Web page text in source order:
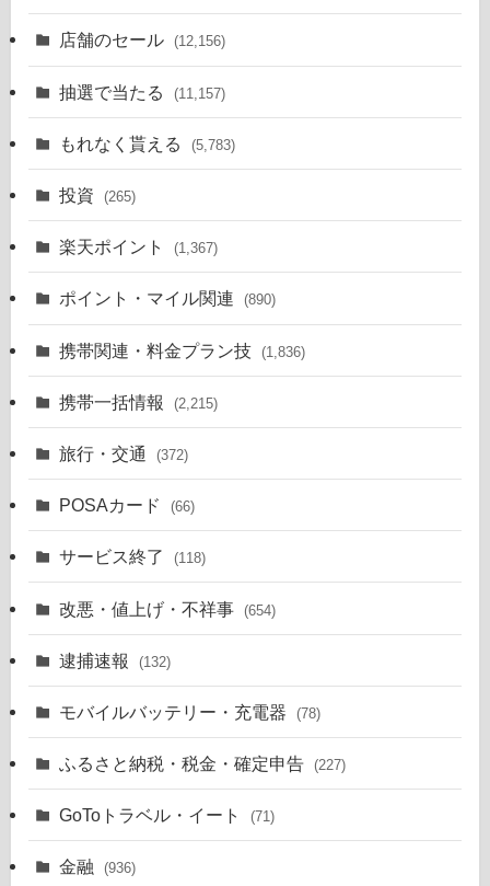
店舗のセール (12,156)
抽選で当たる (11,157)
もれなく貰える (5,783)
投資 (265)
楽天ポイント (1,367)
ポイント・マイル関連 (890)
携帯関連・料金プラン技 (1,836)
携帯一括情報 (2,215)
旅行・交通 (372)
POSAカード (66)
サービス終了 (118)
改悪・値上げ・不祥事 (654)
逮捕速報 (132)
モバイルバッテリー・充電器 (78)
ふるさと納税・税金・確定申告 (227)
GoToトラベル・イート (71)
金融 (936)